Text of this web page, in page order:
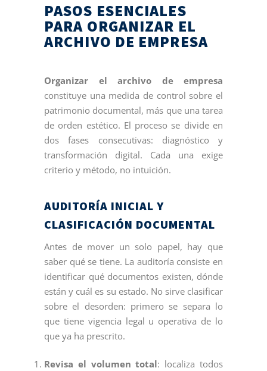
PASOS ESENCIALES
PARA ORGANIZAR EL
ARCHIVO DE EMPRESA
Organizar el archivo de empresa
constituye una medida de control sobre el
patrimonio documental, más que una tarea
de orden estético. El proceso se divide en
dos fases consecutivas: diagnóstico y
transformación digital. Cada una exige
criterio y método, no intuición.
AUDITORÍA INICIAL Y
CLASIFICACIÓN DOCUMENTAL
Antes de mover un solo papel, hay que
saber qué se tiene. La auditoría consiste en
identificar qué documentos existen, dónde
están y cuál es su estado. No sirve clasificar
sobre el desorden: primero se separa lo
que tiene vigencia legal u operativa de lo
que ya ha prescrito.
Revisa el volumen total: localiza todos